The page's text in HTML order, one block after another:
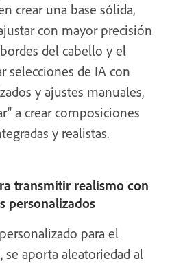
crear una base sólida,
con mayor precisión
del cabello y el
selecciones de IA con
y ajustes manuales,
a crear composiciones
y realistas.
transmitir realismo con
personalizados
para el
aporta aleatoriedad al